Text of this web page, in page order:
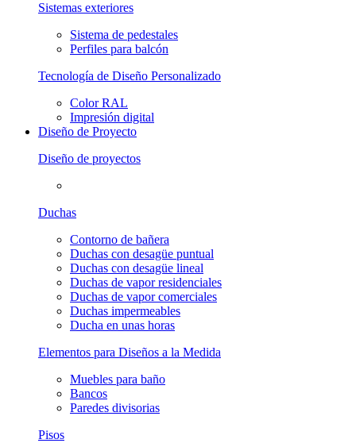
Sistemas exteriores
Sistema de pedestales
Perfiles para balcón
Tecnología de Diseño Personalizado
Color RAL
Impresión digital
Diseño de Proyecto
Diseño de proyectos
Duchas
Contorno de bañera
Duchas con desagüe puntual
Duchas con desagüe lineal
Duchas de vapor residenciales
Duchas de vapor comerciales
Duchas impermeables
Ducha en unas horas
Elementos para Diseños a la Medida
Muebles para baño
Bancos
Paredes divisorias
Pisos